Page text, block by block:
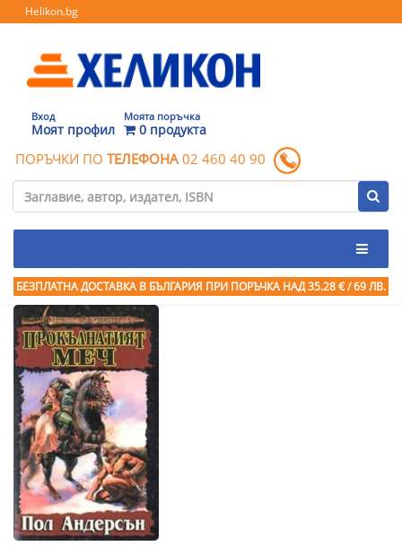
Helikon.bg
Вход
Моят профил
Моята поръчка
0 продукта
ПОРЪЧКИ ПО ТЕЛЕФОНА 02 460 40 90
БЕЗПЛАТНА ДОСТАВКА В БЪЛГАРИЯ ПРИ ПОРЪЧКА НАД 35.28 € / 69 ЛВ.